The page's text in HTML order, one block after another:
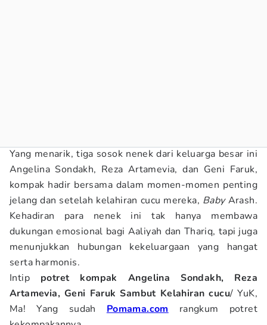
Yang menarik, tiga sosok nenek dari keluarga besar ini
Angelina Sondakh, Reza Artamevia, dan Geni Faruk,
kompak hadir bersama dalam momen-momen penting
jelang dan setelah kelahiran cucu mereka, BabyArash.
Kehadiran para nenek ini tak hanya membawa
dukungan emosional bagi Aaliyah dan Thariq, tapi juga
menunjukkan hubungan kekeluargaan yang hangat
serta harmonis.
Intip potret kompak Angelina Sondakh, Reza
Artamevia, Geni Faruk Sambut Kelahiran cucu/ YuK,
Ma! Yang sudah Pomama.com rangkum potret